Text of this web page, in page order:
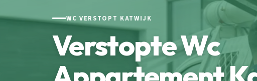
WC VERSTOPT KATWIJK
Verstopte Wc